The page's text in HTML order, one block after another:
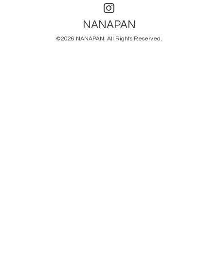
NANAPAN
©2026 NANAPAN. All Rights Reserved.